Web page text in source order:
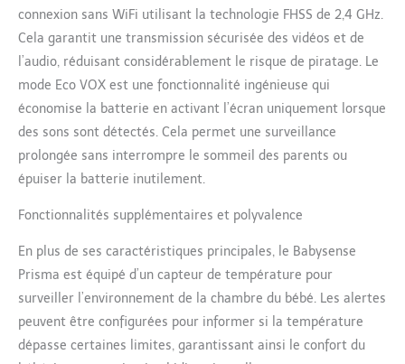
connexion sans WiFi utilisant la technologie FHSS de 2,4 GHz.
Cela garantit une transmission sécurisée des vidéos et de
l’audio, réduisant considérablement le risque de piratage. Le
mode Eco VOX est une fonctionnalité ingénieuse qui
économise la batterie en activant l’écran uniquement lorsque
des sons sont détectés. Cela permet une surveillance
prolongée sans interrompre le sommeil des parents ou
épuiser la batterie inutilement.
Fonctionnalités supplémentaires et polyvalence
En plus de ses caractéristiques principales, le Babysense
Prisma est équipé d’un capteur de température pour
surveiller l’environnement de la chambre du bébé. Les alertes
peuvent être configurées pour informer si la température
dépasse certaines limites, garantissant ainsi le confort du